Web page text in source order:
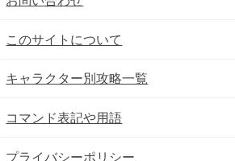
このサイトについて
キャラクター別攻略一覧
コマンド表記や用語
プライバシーポリシー